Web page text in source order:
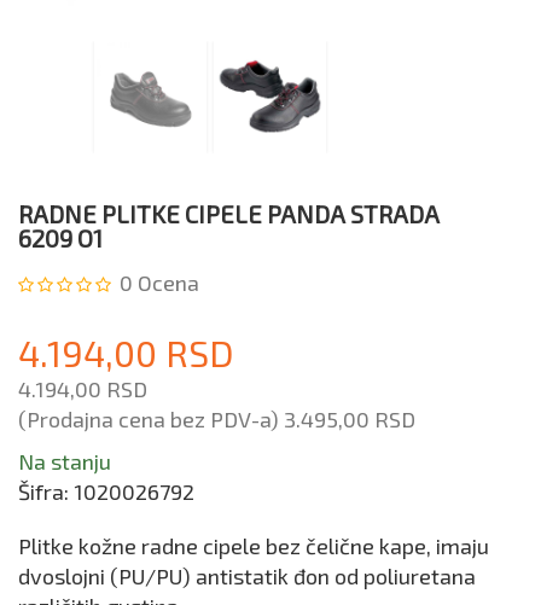
RADNE PLITKE CIPELE PANDA STRADA
6209 O1
0 Ocena
4.194,00 RSD
4.194,00 RSD
(Prodajna cena bez PDV-a) 3.495,00 RSD
Na stanju
Šifra: 1020026792
Plitke kožne radne cipele bez čelične kape, imaju
dvoslojni (PU/PU) antistatik đon od poliuretana